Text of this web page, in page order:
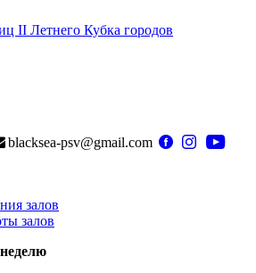
II Летнего Кубка городов
blacksea-psv@gmail.com
залов
залов